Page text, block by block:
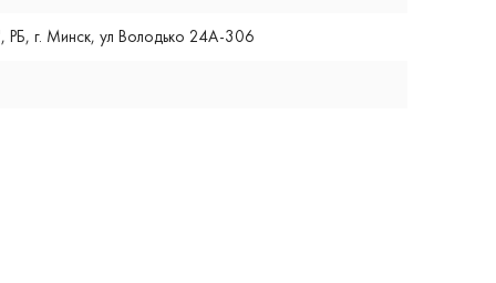
РБ, г. Минск, ул Володько 24А-306